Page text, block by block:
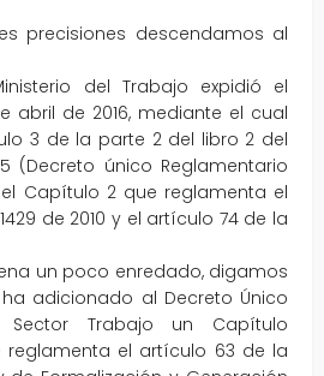
precisiones descendamos al
del Trabajo expidió el
abril de 2016, mediante el cual
3 de la parte 2 del libro 2 del
(Decreto único Reglamentario
Capítulo 2 que reglamenta el
de 2010 y el artículo 74 de la
un poco enredado, digamos
adicionado al Decreto Único
Sector Trabajo un Capítulo
reglamenta el artículo 63 de la